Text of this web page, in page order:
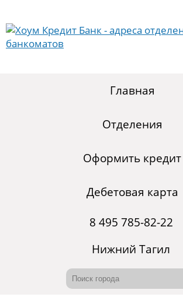
Главная
Отделения
Оформить кредит
Дебетовая карта
8 495 785-82-22
Нижний Тагил